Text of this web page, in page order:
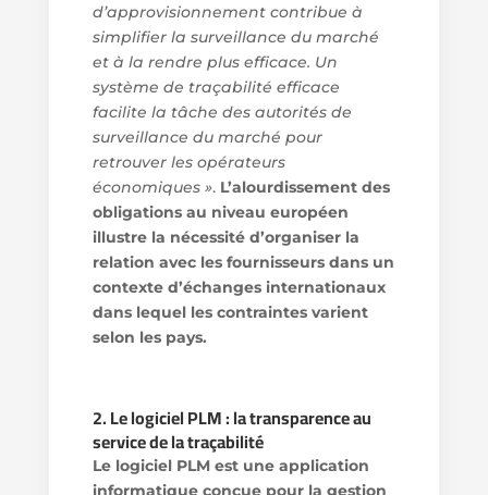
d’approvisionnement contribue à
simplifier la surveillance du marché
et à la rendre plus efficace. Un
système de traçabilité efficace
facilite la tâche des autorités de
surveillance du marché pour
retrouver les opérateurs
économiques ». L’alourdissement des
obligations au niveau européen
illustre la nécessité d’organiser la
relation avec les fournisseurs dans un
contexte d’échanges internationaux
dans lequel les contraintes varient
selon les pays.
2. Le logiciel PLM : la transparence au
service de la traçabilité
Le logiciel PLM est une application
informatique conçue pour la gestion